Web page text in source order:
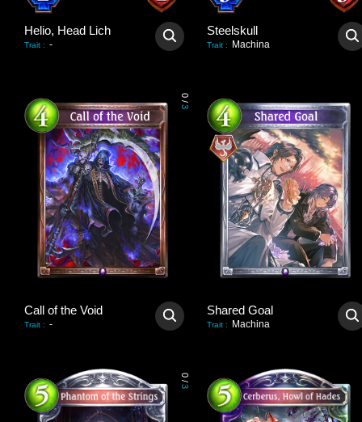
Helio, Head Lich
Trait : -
Steelskull
Trait : Machina
0
/
3
Call of the Void
Trait : -
Shared Goal
Trait : Machina
0
/
3